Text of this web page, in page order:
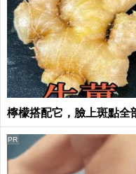
檸檬搭配它，臉上斑點全
PR